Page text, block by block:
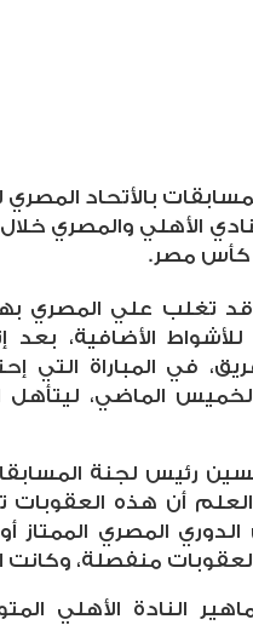
بالأتحاد
الأهلي والمصري خلال
كأس مصر.
قد تغلب علي المصري
للأشواط الأضافية، بعد
في المباراة التي
الماضي،
رئيس لجنة
العلم أن هذه
المصري الممتاز
منفصلة، وكانت
النادة الأهلي